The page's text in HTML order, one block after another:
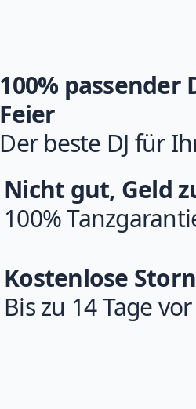
100% passender
Feier
Der beste DJ für
Nicht gut, Geld
100%
Kostenlose
Bis zu 14 Tage